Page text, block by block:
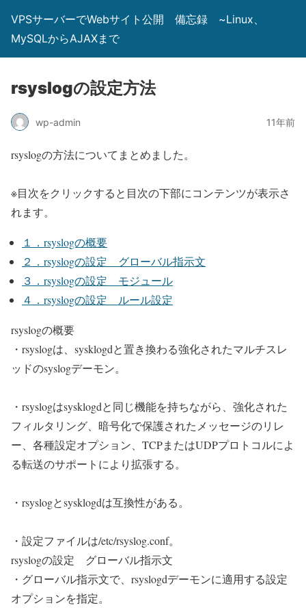
VPSサーバーでWebサイト公開 備忘録 ~Linux、
MySQLからAJAXまで
rsyslogの設定方法
wp-admin 11年前
rsyslogの方法についてまとめました。
※目次をクリックすると目次の下部にコンテンツが表示さ
れます。
１．rsyslogの概要
２．rsyslogの設定 グローバル指示文
３．rsyslogの設定 モジュール
４．rsyslogの設定 ルール設定
rsyslogの概要
・rsyslogは、sysklogdと置き換わる強化されたマルチスレ
ッドのsyslogデーモン。
・rsyslogはsysklogdと同じ機能を持ちながら、強化された
フィルタリング、暗号化で保護されたメッセージのリレ
ー、各種設定オプション、TCPまたはUDPプロトコルによ
る転送のサポートにより拡張する。
・rsyslogとsysklogdは互換性がある。
・設定ファイルは/etc/rsyslog.conf。
rsyslogの設定 グローバル指示文
・グローバル指示文で、rsyslogdデーモンに適用する設定
オプションを指定。